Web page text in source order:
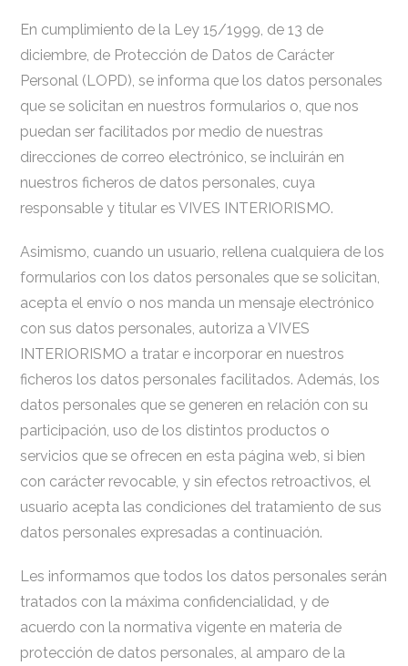
En cumplimiento de la Ley 15/1999, de 13 de
diciembre, de Protección de Datos de Carácter
Personal (LOPD), se informa que los datos personales
que se solicitan en nuestros formularios o, que nos
puedan ser facilitados por medio de nuestras
direcciones de correo electrónico, se incluirán en
nuestros ficheros de datos personales, cuya
responsable y titular es VIVES INTERIORISMO.
Asimismo, cuando un usuario, rellena cualquiera de los
formularios con los datos personales que se solicitan,
acepta el envío o nos manda un mensaje electrónico
con sus datos personales, autoriza a VIVES
INTERIORISMO a tratar e incorporar en nuestros
ficheros los datos personales facilitados. Además, los
datos personales que se generen en relación con su
participación, uso de los distintos productos o
servicios que se ofrecen en esta página web, si bien
con carácter revocable, y sin efectos retroactivos, el
usuario acepta las condiciones del tratamiento de sus
datos personales expresadas a continuación.
Les informamos que todos los datos personales serán
tratados con la máxima confidencialidad, y de
acuerdo con la normativa vigente en materia de
protección de datos personales, al amparo de la